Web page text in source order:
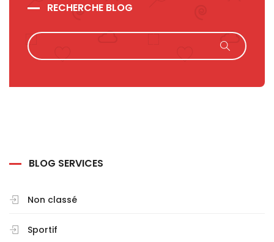
RECHERCHE BLOG
BLOG SERVICES
Non classé
Sportif